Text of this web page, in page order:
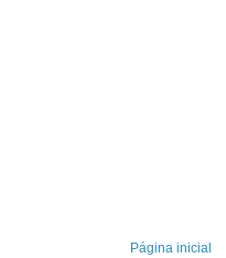
Página inicial